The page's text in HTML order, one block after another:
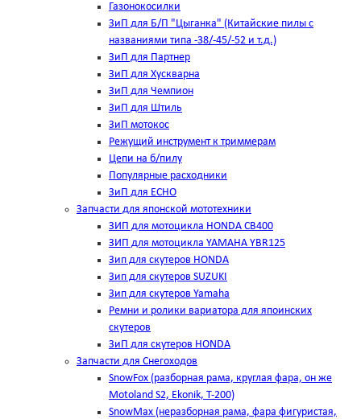
Газонокосилки
ЗиП для Б/П "Цыганка" (Китайские пилы с
названиями типа -38/-45/-52 и т.д.)
ЗиП для Партнер
ЗиП для Хускварна
ЗиП для Чемпион
ЗиП для Штиль
ЗиП мотокос
Режущий инструмент к триммерам
Цепи на б/пилу
Популярные расходники
ЗиП для ЕСНО
Запчасти для японской мототехники
ЗИП для мотоцикла HONDA CB400
ЗИП для мотоцикла YAMAHA YBR125
Зип для скутеров HONDA
Зип для скутеров SUZUKI
Зип для скутеров Yamaha
Ремни и ролики вариатора для япоинских
скутеров
ЗиП для скутеров HONDA
Запчасти для Снегоходов
SnowFox (разборная рама, круглая фара, он же
Motoland S2, Ekonik, T-200)
SnowMax (неразборная рама, фара фигуристая,